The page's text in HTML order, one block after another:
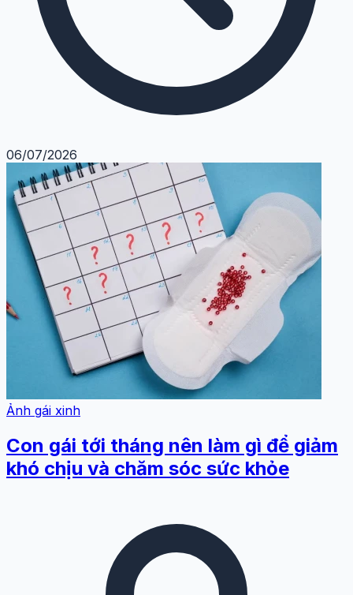
06/07/2026
Ảnh gái xinh
Con gái tới tháng nên làm gì để giảm
khó chịu và chăm sóc sức khỏe